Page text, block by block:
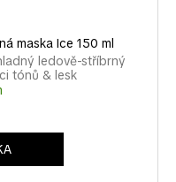
maska Ice 150 ml
ledově-stříbrný
tónů & lesk